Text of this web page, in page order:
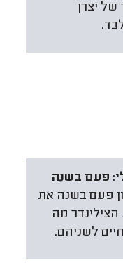
של יצרן
פעם בשנה
פעם בשנה את
הצילינדר מה
לשניהם.